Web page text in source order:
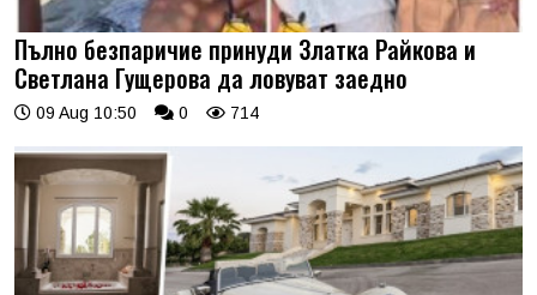
Пълно безпаричие принуди Златка Райкова и
Светлана Гущерова да ловуват заедно
09 Aug 10:50 0 714